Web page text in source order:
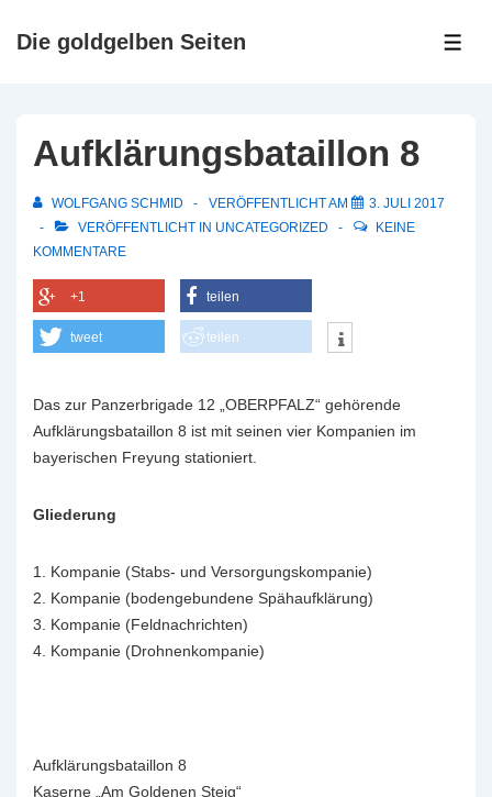
ZumDie goldgelben Seiten
Aufklärungsbataillon 8
WOLFGANG SCHMID VERÖFFENTLICHT AM
3. JULI 2017
VERÖFFENTLICHT IN UNCATEGORIZED
KEINE
KOMMENTARE
+1 teilen
tweet teilen
Das zur Panzerbrigade 12 „OBERPFALZ“ gehörende
Aufklärungsbataillon 8 ist mit seinen vier Kompanien im
bayerischen Freyung stationiert.
Gliederung
1. Kompanie (Stabs- und Versorgungskompanie)
2. Kompanie (bodengebundene Spähaufklärung)
3. Kompanie (Feldnachrichten)
4. Kompanie (Drohnenkompanie)
Aufklärungsbataillon 8
Kaserne „Am Goldenen Steig“